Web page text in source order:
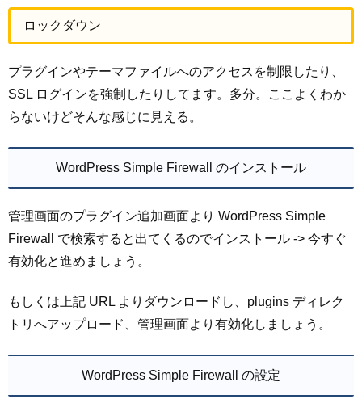
ロックダウン
プラグインやテーマファイルへのアクセスを制限したり、
SSL ログインを強制したりしてます。多分。ここよくわか
らないけどそんな感じに見える。
WordPress Simple Firewall のインストール
管理画面のプラグイン追加画面より WordPress Simple
Firewall で検索すると出てくるのでインストール -> 今すぐ
有効化と進めましょう。
もしくは上記 URL よりダウンロードし、plugins ディレク
トリへアップロード、管理画面より有効化しましょう。
WordPress Simple Firewall の設定